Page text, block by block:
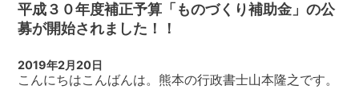
飲食店・風俗営業許可
各種業務＆料金
平成３０年度補正予算「ものづくり補助金」の公
募が開始されました！！
2019年2月20日
こんにちはこんばんは。熊本の行政書士山本隆之です。